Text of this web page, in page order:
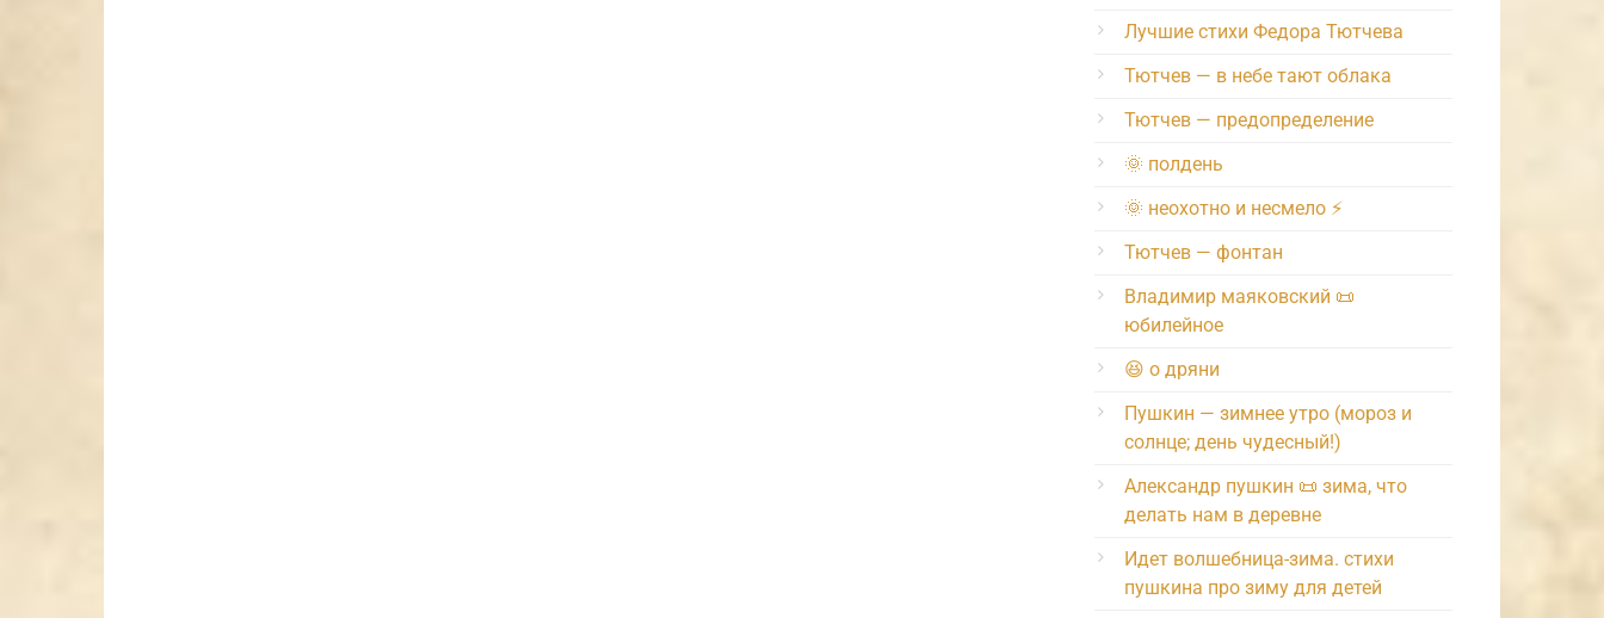
Лучшие стихи Федора Тютчева
Тютчев — в небе тают облака
Тютчев — предопределение
🌞 полдень
🌞 неохотно и несмело ⚡️
Тютчев — фонтан
Владимир маяковский 📜
юбилейное
😆 о дряни
Пушкин — зимнее утро (мороз и
солнце; день чудесный!)
Александр пушкин 📜 зима, что
делать нам в деревне
Идет волшебница-зима. стихи
пушкина про зиму для детей